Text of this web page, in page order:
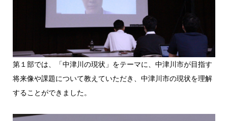
第１部では、「中津川の現状」をテーマに、中津川市が目指す
将来像や課題について教えていただき、中津川市の現状を理解
することができました。